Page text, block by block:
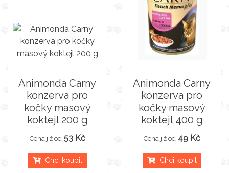
Animonda Carny
konzerva pro
kočky masový
koktejl 200 g
Cena již od 53 Kč
Chci koupit
Animonda Carny
konzerva pro
kočky masový
koktejl 400 g
Cena již od 49 Kč
Chci koupit